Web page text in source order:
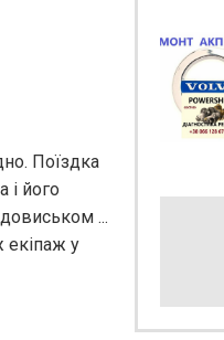
Поїздка
і його
...
екіпаж у